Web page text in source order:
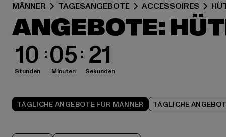
MÄNNER TAGESANGEBOTE ACCESSOIRES
ANGEBOTE:
10
Stunden 05
Minuten 20
Sekunden
TÄGLICHE ANGEBOTE FÜR MÄNNER TÄGLICHE